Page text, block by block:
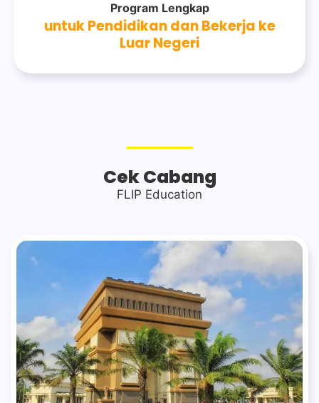
Program Lengkap
untuk Pendidikan dan Bekerja ke
Luar Negeri
Cek Cabang
FLIP Education